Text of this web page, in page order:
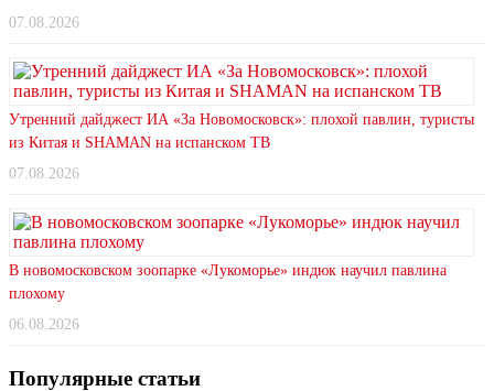
07.08.2026
Утренний дайджест ИА «За Новомосковск»: плохой павлин, туристы
из Китая и SHAMAN на испанском ТВ
07.08.2026
В новомосковском зоопарке «Лукоморье» индюк научил павлина
плохому
06.08.2026
Популярные статьи